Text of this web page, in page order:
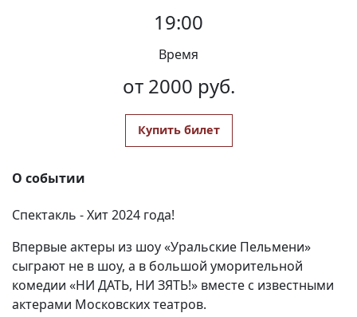
19:00
Время
от 2000 руб.
Купить билет
О событии
Спектакль - Хит 2024 года!
Впервые актеры из шоу «Уральские Пельмени»
сыграют не в шоу, а в большой уморительной
комедии «НИ ДАТЬ, НИ ЗЯТЬ!» вместе с известными
актерами Московских театров.